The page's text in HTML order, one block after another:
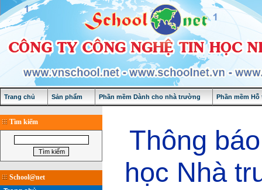
Trang chủ Sản phẩm Phần mềm Dành cho nhà trường Phần mềm
Tìm kiếm
School@net
Thông
học Nhà